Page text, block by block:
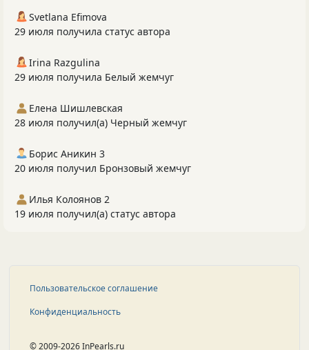
Svetlana Efimova
29 июля получила статус автора
Irina Razgulina
29 июля получила Белый жемчуг
Елена Шишлевская
28 июля получил(а) Черный жемчуг
Борис Аникин 3
20 июля получил Бронзовый жемчуг
Илья Колоянов 2
19 июля получил(а) статус автора
Пользовательское соглашение
Конфиденциальность
© 2009-2026 InPearls.ru